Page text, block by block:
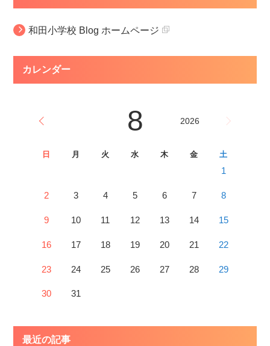
和田小学校 Blog ホームページ
カレンダー
8 2026
日 月 火 水 木 金 土
1
2 3 4 5 6 7 8
9 10 11 12 13 14 15
16 17 18 19 20 21 22
23 24 25 26 27 28 29
30 31
最近の記事